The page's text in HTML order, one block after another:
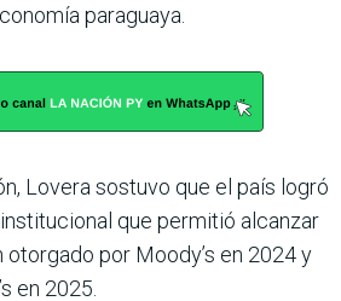
paraguaya.
Lovera sostuvo que el país logró
que permitió alcanzar
por Moody’s en 2024 y
en 2025.